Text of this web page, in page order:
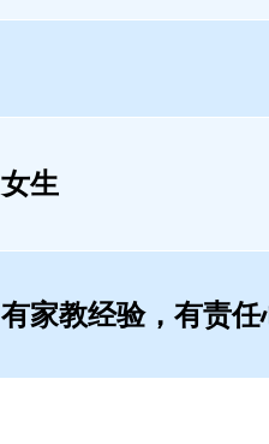
女生
有家教经验，有责任